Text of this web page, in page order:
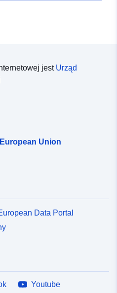
jest Urząd
Union
Data Portal
Youtube